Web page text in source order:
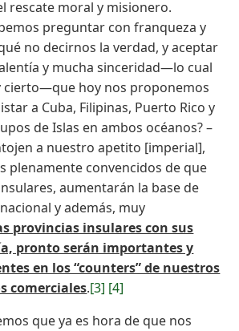
rescate moral y misionero.
preguntar con franqueza y
no decirnos la verdad, y aceptar
y mucha sinceridad—lo cual
cierto—que hoy nos proponemos
a Cuba, Filipinas, Puerto Rico y
de Islas en ambos océanos? –
a nuestro apetito [imperial],
plenamente convencidos de que
aumentarán la base de
y además, muy
provincias insulares con sus
pronto serán importantes y
en los “counters” de nuestros
comerciales.[3] [4]
que ya es hora de que nos